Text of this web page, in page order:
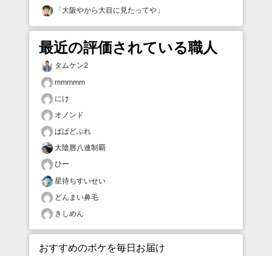
「大阪やから大目に見たってや 」
最近の評価されている職人
タムケン2
mmmmm
にけ
オノンド
ぱぱどぶれ
大陰唇八連制覇
ひー
星待ちすいせい
どんまい鼻毛
きしめん
おすすめのボケを毎日お届け